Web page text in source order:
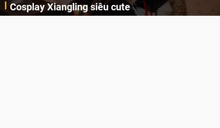
Cosplay Xiangling siêu cute